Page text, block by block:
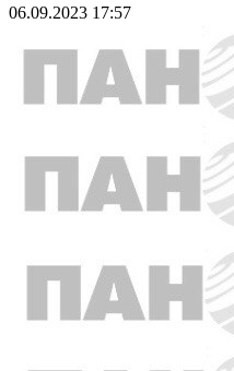
06.09.2023 17:57